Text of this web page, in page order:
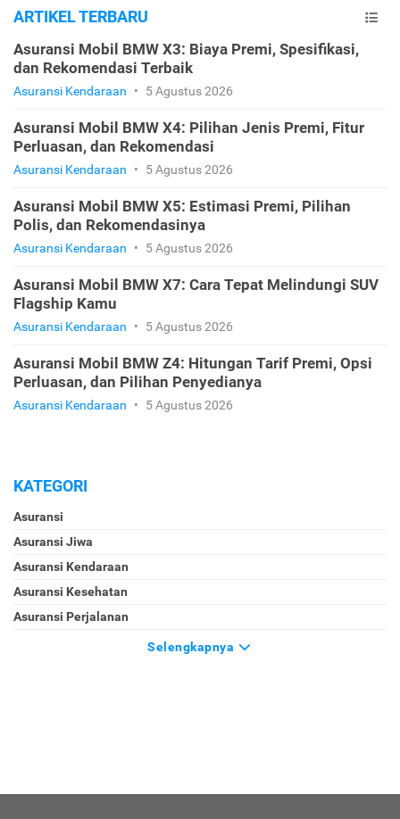
ARTIKEL TERBARU
Asuransi Mobil BMW X3: Biaya Premi, Spesifikasi,
dan Rekomendasi Terbaik
Asuransi Kendaraan • 5 Agustus 2026
Asuransi Mobil BMW X4: Pilihan Jenis Premi, Fitur
Perluasan, dan Rekomendasi
Asuransi Kendaraan • 5 Agustus 2026
Asuransi Mobil BMW X5: Estimasi Premi, Pilihan
Polis, dan Rekomendasinya
Asuransi Kendaraan • 5 Agustus 2026
Asuransi Mobil BMW X7: Cara Tepat Melindungi SUV
Flagship Kamu
Asuransi Kendaraan • 5 Agustus 2026
Asuransi Mobil BMW Z4: Hitungan Tarif Premi, Opsi
Perluasan, dan Pilihan Penyedianya
Asuransi Kendaraan • 5 Agustus 2026
KATEGORI
Asuransi
Asuransi Jiwa
Asuransi Kendaraan
Asuransi Kesehatan
Asuransi Perjalanan
Selengkapnya